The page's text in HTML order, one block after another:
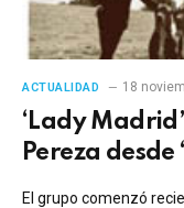
ACTUALIDAD 18
‘Lady
Pereza desde
El grupo comenzó